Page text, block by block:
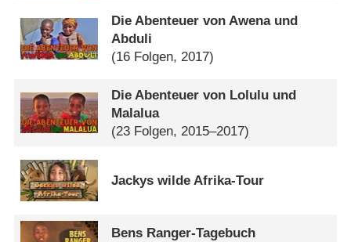
Die Abenteuer von Awena und
Abduli
(16 Folgen, 2017)
Die Abenteuer von Lolulu und
Malalua
(23 Folgen, 2015–2017)
Jackys wilde Afrika-Tour
Bens Ranger-Tagebuch